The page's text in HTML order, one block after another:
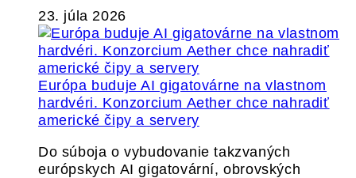
23. júla 2026
Európa buduje AI gigatovárne na vlastnom
hardvéri. Konzorcium Aether chce nahradiť
americké čipy a servery
Do súboja o vybudovanie takzvaných
európskych AI gigatovární, obrovských